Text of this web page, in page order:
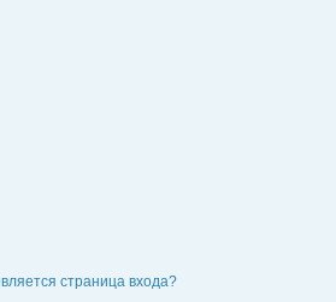
страница входа?